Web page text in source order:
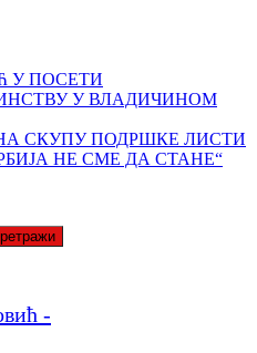
У ПОСЕТИ
У ВЛАДИЧИНОМ
СКУПУ ПОДРШКЕ ЛИСТИ
НЕ СМЕ ДА СТАНЕ“
-